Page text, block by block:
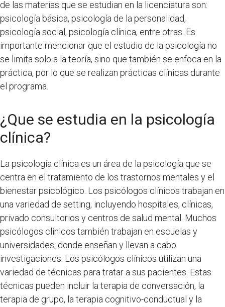
de las materias que se estudian en la licenciatura son:
psicología básica, psicología de la personalidad,
psicología social, psicología clínica, entre otras. Es
importante mencionar que el estudio de la psicología no
se limita solo a la teoría, sino que también se enfoca en la
práctica, por lo que se realizan prácticas clínicas durante
el programa.
¿Que se estudia en la psicología
clínica?
La psicología clínica es un área de la psicología que se
centra en el tratamiento de los trastornos mentales y el
bienestar psicológico. Los psicólogos clínicos trabajan en
una variedad de setting, incluyendo hospitales, clínicas,
privado consultorios y centros de salud mental. Muchos
psicólogos clínicos también trabajan en escuelas y
universidades, donde enseñan y llevan a cabo
investigaciones. Los psicólogos clínicos utilizan una
variedad de técnicas para tratar a sus pacientes. Estas
técnicas pueden incluir la terapia de conversación, la
terapia de grupo, la terapia cognitivo-conductual y la